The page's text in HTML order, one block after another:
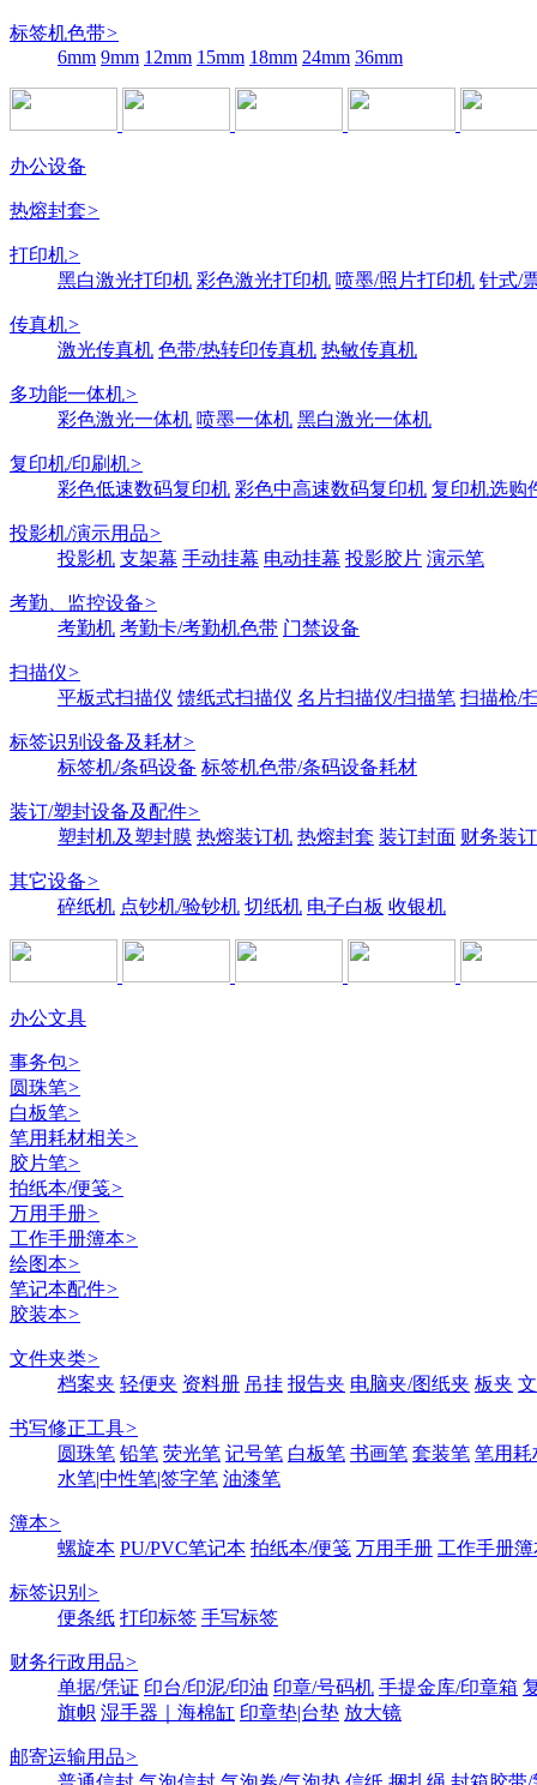
标签机色带>
6mm 9mm 12mm 15mm 18mm 24mm 36mm
办公设备
热熔封套>
打印机>
黑白激光打印机 彩色激光打印机 喷墨/照片打印机 针式/
传真机>
激光传真机 色带/热转印传真机 热敏传真机
多功能一体机>
彩色激光一体机 喷墨一体机 黑白激光一体机
复印机/印刷机>
彩色低速数码复印机 彩色中高速数码复印机 复印机选购
投影机/演示用品>
投影机 支架幕 手动挂幕 电动挂幕 投影胶片 演示笔
考勤、监控设备>
考勤机 考勤卡/考勤机色带 门禁设备
扫描仪>
平板式扫描仪 馈纸式扫描仪 名片扫描仪/扫描笔 扫描枪/
标签识别设备及耗材>
标签机/条码设备 标签机色带/条码设备耗材
装订/塑封设备及配件>
塑封机及塑封膜 热熔装订机 热熔封套 装订封面 财务装
其它设备>
碎纸机 点钞机/验钞机 切纸机 电子白板 收银机
办公文具
事务包>
圆珠笔>
白板笔>
笔用耗材相关>
胶片笔>
拍纸本/便笺>
万用手册>
工作手册簿本>
绘图本>
笔记本配件>
胶装本>
文件夹类>
档案夹 轻便夹 资料册 吊挂 报告夹 电脑夹/图纸夹 板夹
书写修正工具>
圆珠笔 铅笔 荧光笔 记号笔 白板笔 书画笔 套装笔 笔用耗
水笔|中性笔|签字笔 油漆笔
簿本>
螺旋本 PU/PVC笔记本 拍纸本/便笺 万用手册 工作手册簿
标签识别 >
便条纸 打印标签 手写标签
财务行政用品>
单据/凭证 印台/印泥/印油 印章/号码机 手提金库/印章箱
旗帜 湿手器｜海棉缸 印章垫|台垫 放大镜
邮寄运输用品>